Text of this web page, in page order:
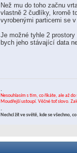
Než mu do toho začnu
vlastně 2 čudlíky, kromě
vyrobenými particemi se
Je možné tyhle 2
bych jeho stávající data
.
Nesouhlasím s tím, co říkáte, ale až
Moudřejší ustoupí. Věčné toť slovo.
.
Nechci žít ve světě, kde se všechno,